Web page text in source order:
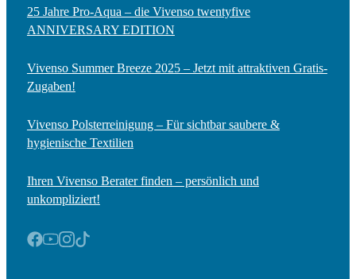
25 Jahre Pro-Aqua – die Vivenso twentyfive
ANNIVERSARY EDITION
Vivenso Summer Breeze 2025 – Jetzt mit attraktiven Gratis-
Zugaben!
Vivenso Polsterreinigung – Für sichtbar saubere &
hygienische Textilien
Ihren Vivenso Berater finden – persönlich und
unkompliziert!